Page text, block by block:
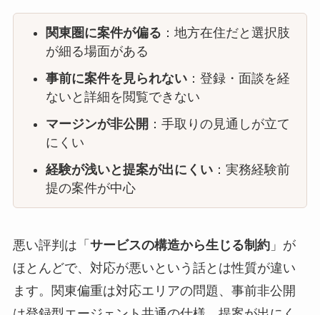
関東圏に案件が偏る ：地方在住だと選択肢
が細る場面がある
事前に案件を見られない：登録・面談を経
ないと詳細を閲覧できない
マージンが非公開 ：手取りの見通しが立て
にくい
経験が浅いと提案が出にくい：実務経験前
提の案件が中心
悪い評判は「 サービスの構造から生じる制約」が
ほとんどで、対応が悪いという話とは性質が違い
ます。関東偏重は対応エリアの問題、事前非公開